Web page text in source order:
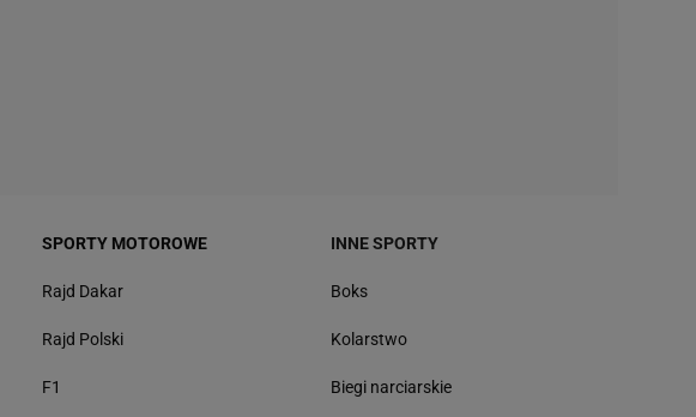
SPORTY MOTOROWE
Rajd Dakar
Rajd Polski
F1
INNE SPORTY
Boks
Kolarstwo
Biegi narciarskie